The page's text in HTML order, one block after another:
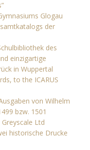
Glogau
der
des
einzigartige
in Wuppertal
to the ICARUS
von Wilhelm
bzw. 1501
Ltd
historische Drucke